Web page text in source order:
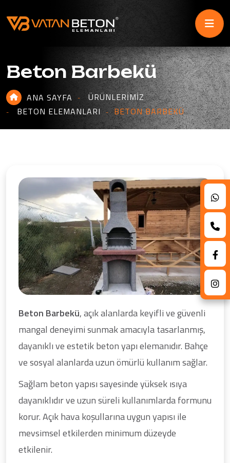
Beton Barbekü
ANA SAYFA
ÜRÜNLERIMIZ
BETON ELEMANLARI
BETON BARBEKÜ
Beton Barbekü, açık alanlarda keyifli ve güvenli
mangal deneyimi sunmak amacıyla tasarlanmış,
dayanıklı ve estetik beton yapı elemanıdır. Bahçe
ve sosyal alanlarda uzun ömürlü kullanım sağlar.
Sağlam beton yapısı sayesinde yüksek ısıya
dayanıklıdır ve uzun süreli kullanımlarda formunu
korur. Açık hava koşullarına uygun yapısı ile
mevsimsel etkilerden minimum düzeyde
etkilenir.